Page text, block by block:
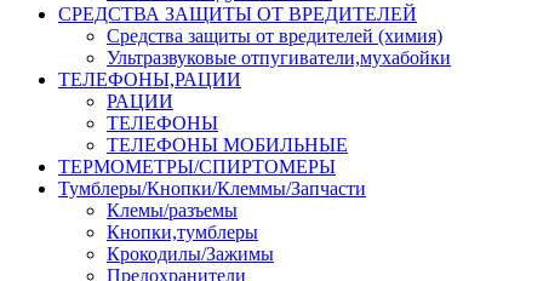
СРЕДСТВА ЗАЩИТЫ ОТ ВРЕДИТЕЛЕЙ
Средства защиты от вредителей (химия)
Ультразвуковые отпугиватели,мухабойки
ТЕЛЕФОНЫ,РАЦИИ
РАЦИИ
ТЕЛЕФОНЫ
ТЕЛЕФОНЫ МОБИЛЬНЫЕ
ТЕРМОМЕТРЫ/СПИРТОМЕРЫ
Тумблеры/Кнопки/Клеммы/Запчасти
Клемы/разъемы
Кнопки,тумблеры
Крокодилы/Зажимы
Предохранители